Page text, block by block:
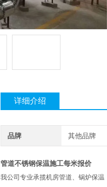
详细介绍
品牌 其他品牌
管道不锈钢保温施工每米报价
我公司专业承揽机房管道、锅炉保